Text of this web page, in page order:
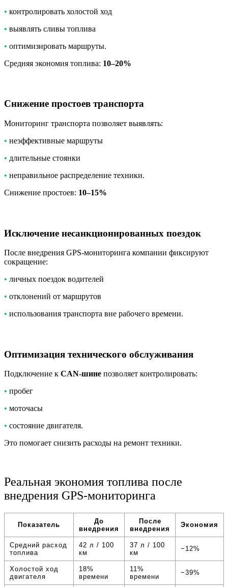
• контролировать холостой ход
• выявлять сливы топлива
• оптимизировать маршруты.
Средняя экономия топлива: 10–20%
Снижение простоев транспорта
Мониторинг транспорта позволяет выявлять:
• неэффективные маршруты
• длительные стоянки
• неправильное распределение техники.
Снижение простоев: 10–15%
Исключение несанкционированных поездок
После внедрения GPS-мониторинга компании фиксируют
сокращение:
• личных поездок водителей
• отклонений от маршрутов
• использования транспорта вне рабочего времени.
Оптимизация технического обслуживания
Подключение к CAN-шине позволяет контролировать:
• пробег
• моточасы
• состояние двигателя.
Это помогает снизить расходы на ремонт техники.
Реальная экономия топлива после
внедрения GPS-мониторинга
Показатель
До
внедрения
После
внедрения
Экономия
Средний расход
топлива
42 л / 100
км
37 л / 100
км
−12%
Холостой ход
двигателя
18%
времени
11%
времени
−39%